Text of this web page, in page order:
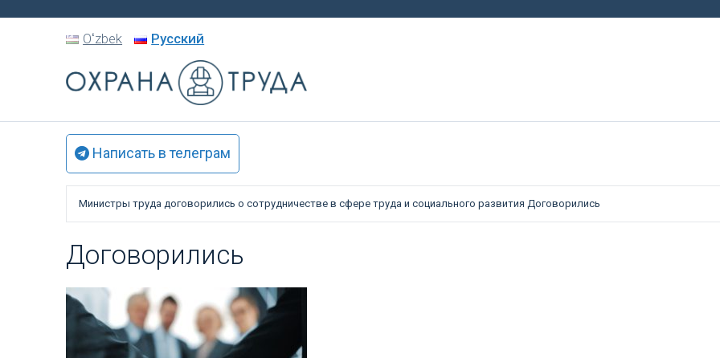
Oʻzbek Русский
Написать в телеграм
Министры труда договорились о сотрудничестве в сфере труда и социального развития Договорились
Договорились